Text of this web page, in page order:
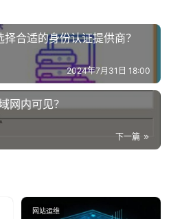
合适的身份认证提供商？
2024年7月31日 18:00
网内可见？
下一篇
网站运维